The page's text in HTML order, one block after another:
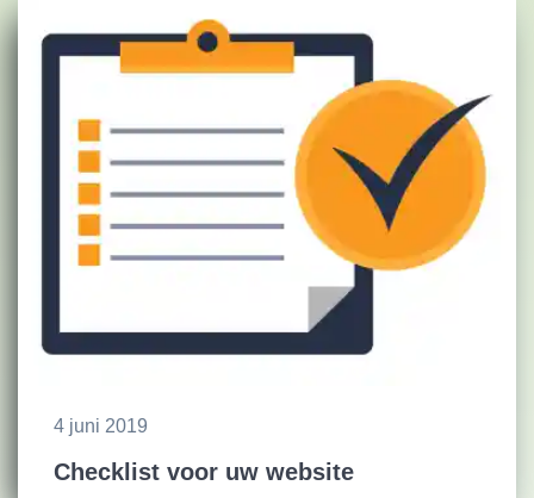
4 juni 2019
Checklist voor uw website